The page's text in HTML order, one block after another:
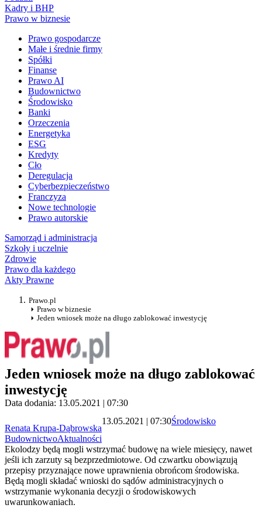
Kadry i BHP
Prawo w biznesie
Prawo gospodarcze
Małe i średnie firmy
Spółki
Finanse
Prawo AI
Budownictwo
Środowisko
Banki
Orzeczenia
Energetyka
ESG
Kredyty
Cło
Deregulacja
Cyberbezpieczeństwo
Franczyza
Nowe technologie
Prawo autorskie
Samorząd i administracja
Szkoły i uczelnie
Zdrowie
Prawo dla każdego
Akty Prawne
Prawo.pl
Prawo w biznesie
Jeden wniosek może na długo zablokować inwestycję
Jeden wniosek może na długo zablokować
inwestycję
Data dodania: 13.05.2021 | 07:30
Renata Krupa-Dąbrowska
13.05.2021 | 07:30Środowisko
BudownictwoAktualności
Ekolodzy będą mogli wstrzymać budowę na wiele miesięcy, nawet
jeśli ich zarzuty są bezprzedmiotowe. Od czwartku obowiązują
przepisy przyznające nowe uprawnienia obrońcom środowiska.
Będą mogli składać wnioski do sądów administracyjnych o
wstrzymanie wykonania decyzji o środowiskowych
uwarunkowaniach.